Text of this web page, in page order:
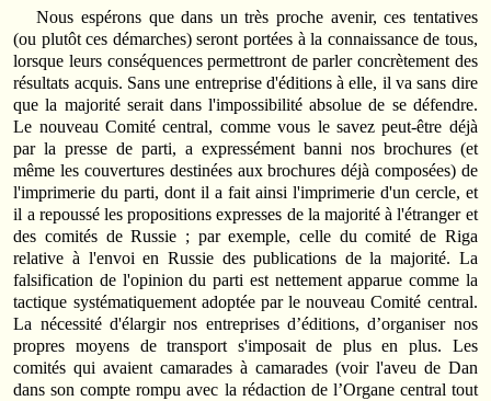
Nous espérons que dans un très proche avenir, ces tentatives
(ou plutôt ces démarches) seront portées à la connaissance de tous,
lorsque leurs conséquences permettront de parler concrètement des
résultats acquis. Sans une entreprise d'éditions à elle, il va sans dire
que la majorité serait dans l'impossibilité absolue de se défendre.
Le nouveau Comité central, comme vous le savez peut-être déjà
par la presse de parti, a expressément banni nos brochures (et
même les couvertures destinées aux brochures déjà composées) de
l'imprimerie du parti, dont il a fait ainsi l'imprimerie d'un cercle, et
il a repoussé les propositions expresses de la majorité à l'étranger et
des comités de Russie ; par exemple, celle du comité de Riga
relative à l'envoi en Russie des publications de la majorité. La
falsification de l'opinion du parti est nettement apparue comme la
tactique systématiquement adoptée par le nouveau Comité central.
La nécessité d'élargir nos entreprises d’éditions, d’organiser nos
propres moyens de transport s'imposait de plus en plus. Les
comités qui avaient camarades à camarades (voir l'aveu de Dan
dans son compte rompu avec la rédaction de l’Organe central tout